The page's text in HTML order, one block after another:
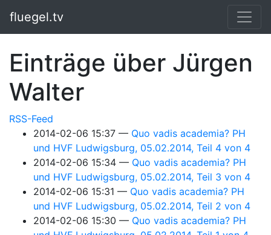
fluegel.tv
Einträge über Jürgen
Walter
RSS-Feed
2014-02-06 15:37
Quo vadis academia? PH
und HVF Ludwigsburg, 05.02.2014, Teil 4 von 4
2014-02-06 15:34
Quo vadis academia? PH
und HVF Ludwigsburg, 05.02.2014, Teil 3 von 4
2014-02-06 15:31
Quo vadis academia? PH
und HVF Ludwigsburg, 05.02.2014, Teil 2 von 4
2014-02-06 15:30
Quo vadis academia? PH